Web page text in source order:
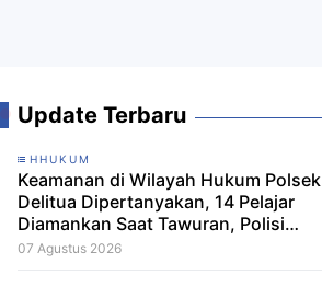
Update Terbaru
HHUKUM
Keamanan di Wilayah Hukum Polsek
Delitua Dipertanyakan, 14 Pelajar
Diamankan Saat Tawuran, Polisi
Pastikan Tak Ada Tersangka
07 Agustus 2026